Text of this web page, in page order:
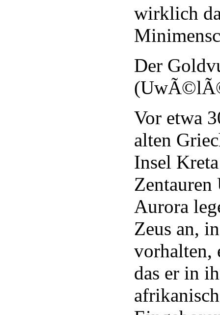
wirklich
Der
Vor etwa
alten
Insel
Zentauren
Aurora
Zeus an,
vorhalten,
das er in